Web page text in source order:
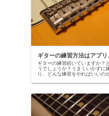
ギターの練習方法はアプリ
ギターの練習続いていますか？
うでしょうか？うまくいかずに
り、どんな練習をやればいいの
や、練習にオ...